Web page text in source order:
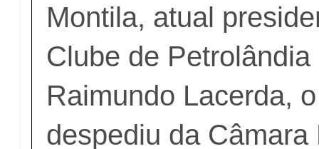
Montila, atual
Clube de
Raimundo Lacerda,
despediu da Câmara